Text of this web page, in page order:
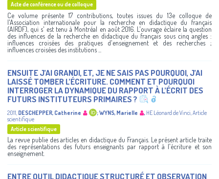
Acte de conférence ou de colloque
Ce volume présente 17 contributions, toutes issues du 13e colloque de
l'Association internationale pour la recherche en didactique du français
(AIRDF), qui s' est tenu à Montréal en août 2016. L'ouvrage éclaire la question
des influences de la recherche en didactique du français sous cinq angles :
influences croisées des pratiques d'enseignement et des recherches ;
influences croisées des institutions ...
ENSUITE J’AI GRANDI, ET, JE NE SAIS PAS POURQUOI, J’AI
LAISSÉ TOMBER L’ÉCRITURE. COMMENT ET POURQUOI
INTERROGER LA DYNAMIQUE DU RAPPORT À L’ÉCRIT DES
FUTURS INSTITUTEURS PRIMAIRES ?
2011 DESCHEPPER, Catherine ;WYNS, Marielle , HE Léonard de Vinci Article
scientifique
Article scientifique
La revue publie des articles en didactique du Français. Le présent article traite
des représentations des futurs enseignants par rapport à l'écriture et son
enseignement.
ENTRE OUTIL DIDACTIQUE STRUCTURÉ ET OBSERVATION